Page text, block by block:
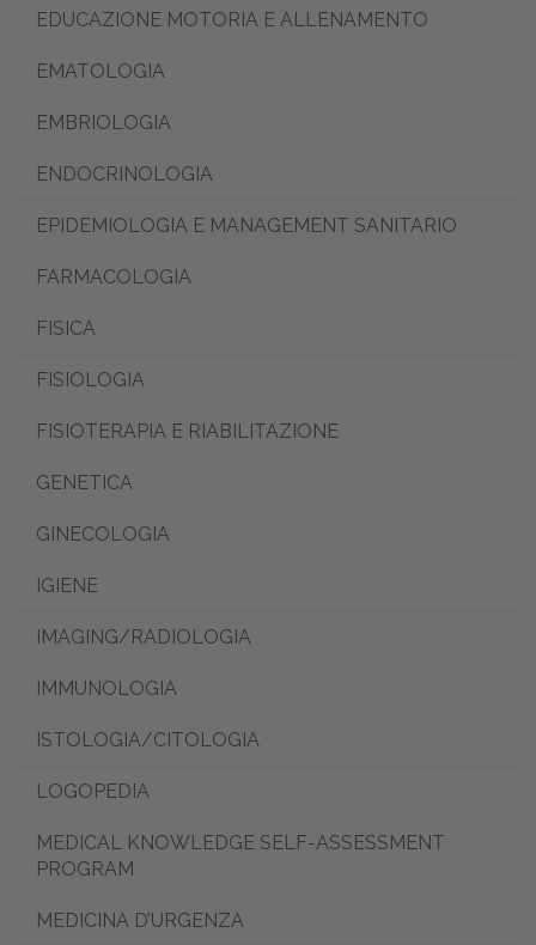
EDUCAZIONE MOTORIA E ALLENAMENTO
EMATOLOGIA
EMBRIOLOGIA
ENDOCRINOLOGIA
EPIDEMIOLOGIA E MANAGEMENT SANITARIO
FARMACOLOGIA
FISICA
FISIOLOGIA
FISIOTERAPIA E RIABILITAZIONE
GENETICA
GINECOLOGIA
IGIENE
IMAGING/RADIOLOGIA
IMMUNOLOGIA
ISTOLOGIA/CITOLOGIA
LOGOPEDIA
MEDICAL KNOWLEDGE SELF-ASSESSMENT
PROGRAM
MEDICINA D’URGENZA